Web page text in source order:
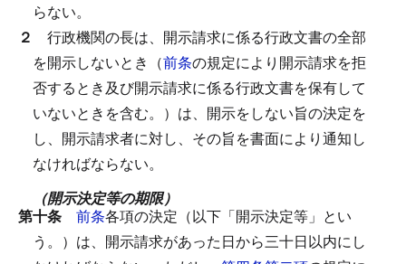
らない。
２ 行政機関の長は、開示請求に係る行政文書の全部
を開示しないとき（前条の規定により開示請求を拒
否するとき及び開示請求に係る行政文書を保有して
いないときを含む。）は、開示をしない旨の決定を
し、開示請求者に対し、その旨を書面により通知し
なければならない。
（開示決定等の期限）
第十条 前条各項の決定（以下「開示決定等」とい
う。）は、開示請求があった日から三十日以内にし